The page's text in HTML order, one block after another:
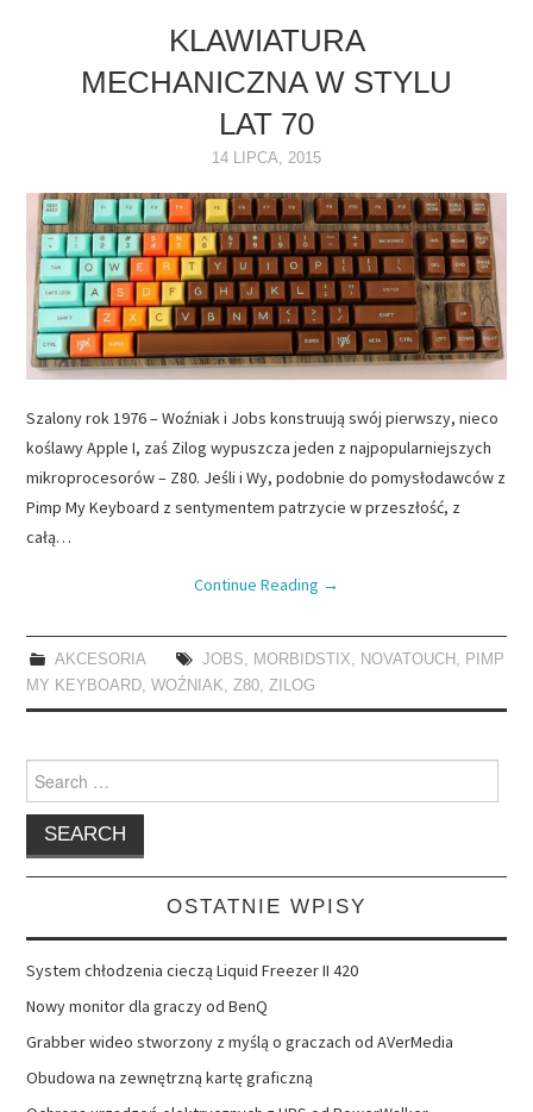
NAPĘDY
OPROGRAMOWANIE
INTERNET
KLAWIATURA
MECHANICZNA W STYLU
LAT 70
14 LIPCA, 2015
Szalony rok 1976 – Woźniak i Jobs konstruują swój pierwszy, nieco
koślawy Apple I, zaś Zilog wypuszcza jeden z najpopularniejszych
mikroprocesorów – Z80. Jeśli i Wy, podobnie do pomysłodawców z
Pimp My Keyboard z sentymentem patrzycie w przeszłość, z
całą…
Continue Reading →
AKCESORIA JOBS, MORBIDSTIX, NOVATOUCH , PIMP
MY KEYBOARD,WOŹNIAK,Z80,ZILOG
Search
for:
OSTATNIE WPISY
System chłodzenia cieczą Liquid Freezer II 420
Nowy monitor dla graczy od BenQ
Grabber wideo stworzony z myślą o graczach od AVerMedia
Obudowa na zewnętrzną kartę graficzną